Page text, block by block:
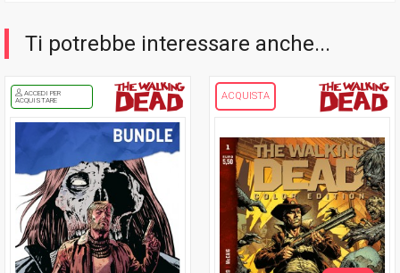
Ti potrebbe interessare anche...
ACCEDI PER
ACQUISTARE
ACQUISTA